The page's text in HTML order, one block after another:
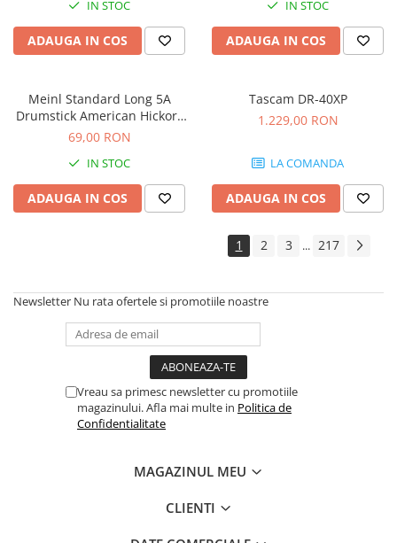
Instrumente Muzicale
Chitare si bass
Claviaturi
Instrumente de percutie
Instrumente de suflat
Instrumente si jucarii pentru copii
Instrumente traditionale
Tobe
DJ
Case-uri DJ
Console DJ
Controllere MIDI - USB DAW
IN STOC
ADAUGA IN COS
IN STOC
ADAUGA IN COS
Meinl Standard Long 5A
Drumstick American Hickory
SB103
69,00 RON
IN STOC
ADAUGA IN COS
Tascam DR-40XP
1.229,00 RON
LA COMANDA
ADAUGA IN COS
1 2 3 ... 217
Newsletter Nu rata ofertele si promotiile noastre
Vreau sa primesc newsletter cu promotiile
magazinului. Afla mai multe in Politica de
Confidentialitate
MAGAZINUL MEU
CLIENTI